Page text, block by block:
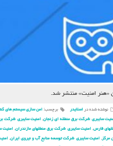
«هنر امنیت» منتشر شد.
نوشته شده در اسلایدر برچسب: امن سازی سیستم های
سایبری شركت برق منطقه ای زنجان, امنیت سایبری شركت
فارس, امنیت سایبری شركت برق منطقهای مازندران, امنیت
مركز , امنیت سایبری شركت توسعه منابع آب و نیروی ایران,